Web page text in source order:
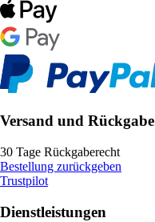
Versand und Rückgabe
30 Tage Rückgaberecht
Bestellung zurückgeben
Trustpilot
Dienstleistungen